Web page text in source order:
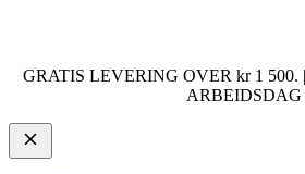
GRATIS LEVERING OVER kr 1 500.
ARBEIDSDAG